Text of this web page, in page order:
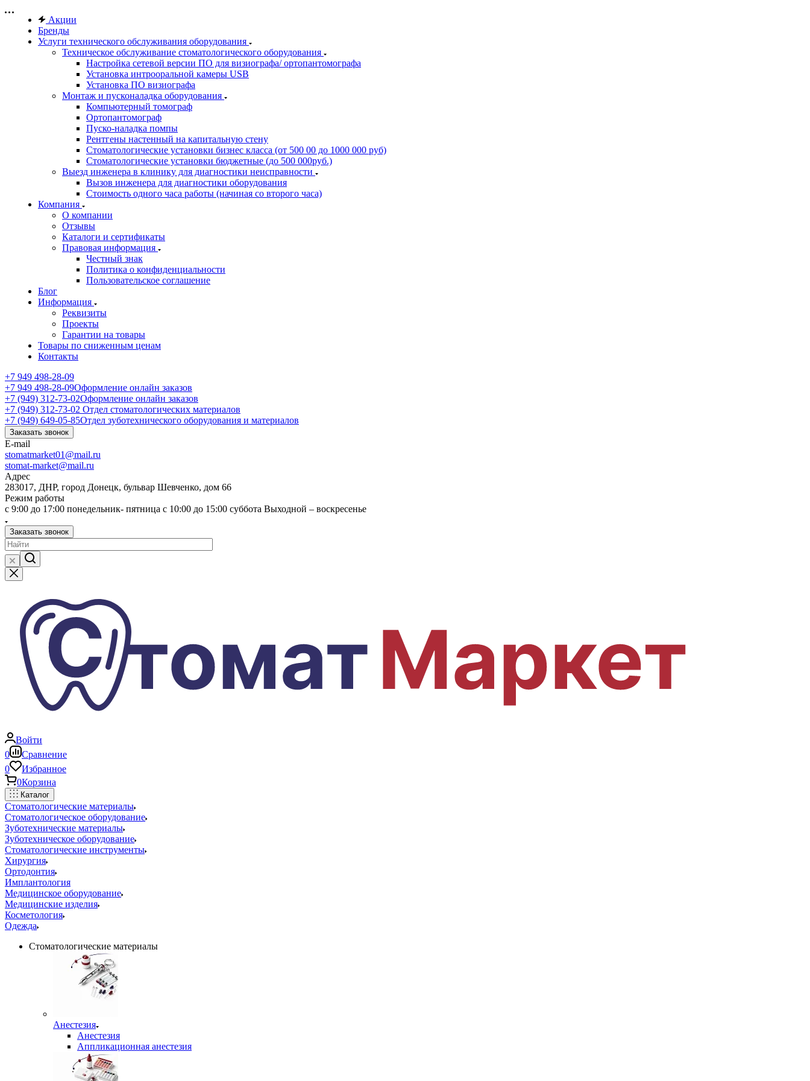
Акции
Бренды
Услуги технического обслуживания оборудования
Техническое обслуживание стоматологического оборудования
Настройка сетевой версии ПО для визиографа/ ортопантомографа
Установка интрооральной камеры USB
Установка ПО визиографа
Монтаж и пусконаладка оборудования
Компьютерный томограф
Ортопантомограф
Пуско-наладка помпы
Рентгены настенный на капитальную стену
Стоматологические установки бизнес класса (от 500 00 до 1000 000 руб)
Стоматологические установки бюджетные (до 500 000руб.)
Выезд инженера в клинику для диагностики неисправности
Вызов инженера для диагностики оборудования
Стоимость одного часа работы (начиная со второго часа)
Компания
О компании
Отзывы
Каталоги и сертификаты
Правовая информация
Честный знак
Политика о конфиденциальности
Пользовательское соглашение
Блог
Информация
Реквизиты
Проекты
Гарантии на товары
Товары по сниженным ценам
Контакты
+7 949 498-28-09
+7 949 498-28-09Оформление онлайн заказов
+7 (949) 312-73-02Оформление онлайн заказов
+7 (949) 312-73-02 Отдел стоматологических материалов
+7 (949) 649-05-85Отдел зуботехнического оборудования и материалов
Заказать звонок
E-mail
stomatmarket01@mail.ru
stomat-market@mail.ru
Адрес
283017, ДНР, город Донецк, бульвар Шевченко, дом 66
Режим работы
с 9:00 до 17:00 понедельник- пятница с 10:00 до 15:00 суббота Выходной – воскресенье
Заказать звонок
Войти
0
Сравнение
0
Избранное
0Корзина
Каталог
Стоматологические материалы
Стоматологическое оборудование
Зуботехнические материалы
Зуботехническое оборудование
Стоматологические инструменты
Хирургия
Ортодонтия
Имплантология
Медицинское оборудование
Медицинские изделия
Косметология
Одежда
Стоматологические материалы
Анестезия
Анестезия
Аппликационная анестезия